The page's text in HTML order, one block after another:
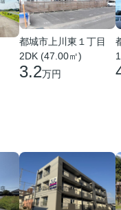
都城市上川東１丁目
2DK (47.00㎡)
3.2万円